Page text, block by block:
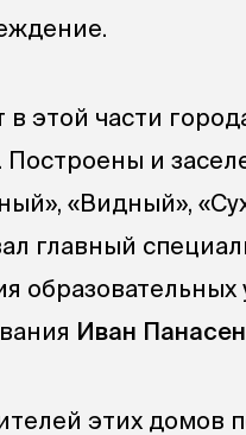
этой части
и
«Видный»,
главный
Иван
этих домов